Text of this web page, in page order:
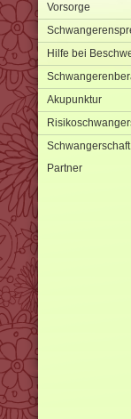
Vorsorge
Hilfe bei
Akupunktur
Partner